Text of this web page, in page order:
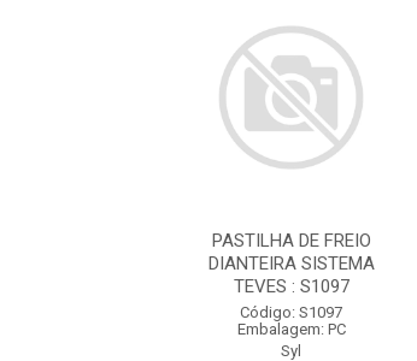
PASTILHA DE FREIO
DIANTEIRA SISTEMA
TEVES : S1097
Código: S1097
Embalagem: PC
Syl